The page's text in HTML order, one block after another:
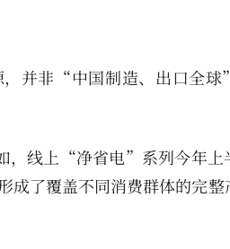
，并非“中国制造、出口全
，线上“净省电”系列今年上
了覆盖不同消费群体的完整